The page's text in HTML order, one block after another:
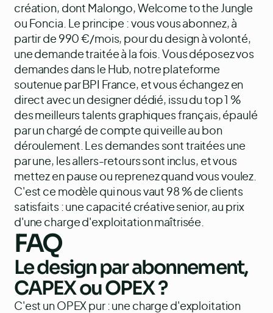
création, dont Malongo, Welcome to the Jungle
ou Foncia. Le principe : vous vous abonnez, à
partir de 990 €/mois, pour du design à volonté,
une demande traitée à la fois. Vous déposez vos
demandes dans le Hub, notre plateforme
soutenue par BPI France, et vous échangez en
direct avec un designer dédié, issu du top 1 %
des meilleurs talents graphiques français, épaulé
par un chargé de compte qui veille au bon
déroulement. Les demandes sont traitées une
par une, les allers-retours sont inclus, et vous
mettez en pause ou reprenez quand vous voulez.
C'est ce modèle qui nous vaut 98 % de clients
satisfaits : une capacité créative senior, au prix
d'une charge d'exploitation maîtrisée.
FAQ
Le design par abonnement,
CAPEX ou OPEX ?
C'est un OPEX pur : une charge d'exploitation